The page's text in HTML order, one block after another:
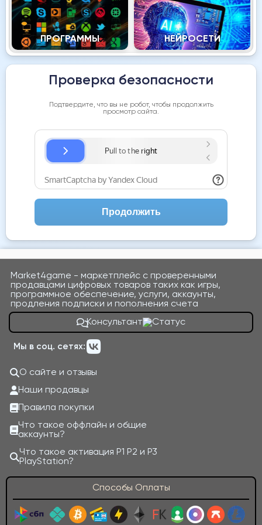
ПРОГРАММЫ НЕЙРОСЕТИ
Проверка безопасности
Подтвердите, что вы не робот, чтобы продолжить
просмотр сайта.
Продолжить
Market4game - маркетплейс с проверенными
продавцами цифровых товаров таких как игры,
программное обеспечение, услуги, аккаунты,
продления подписки и пополнения счета
Консультант
Мы в соц. сетях:
О сайте и отзывы
Наши продавцы
Правила покупки
Что такое оффлайн и общие
аккаунты?
Что такое активация P1 P2 и P3
PlayStation?
Способы Оплаты